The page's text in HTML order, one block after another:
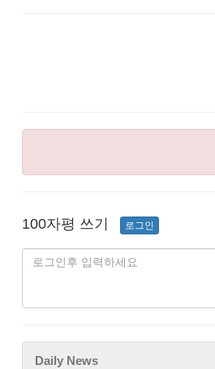
100자평 쓰기 로그인
Daily News